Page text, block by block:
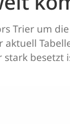
Trier um
besetzt